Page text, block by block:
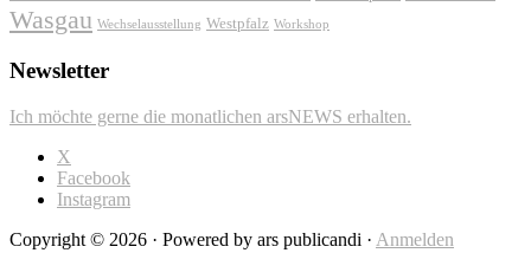
Wasgau Wechselausstellung Westpfalz Workshop
Newsletter
Ich möchte gerne die monatlichen arsNEWS erhalten.
X
Facebook
Instagram
Copyright © 2026 · Powered by ars publicandi · Anmelden